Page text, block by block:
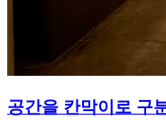
공간을 칸막이로 구